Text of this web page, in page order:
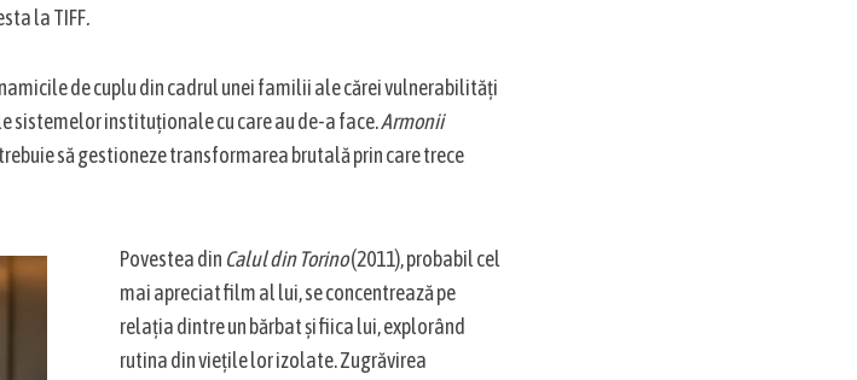
la TIFF.
de cuplu din cadrul unei familii ale cărei vulnerabilități
sistemelor instituționale cu care au de-a face.Armonii
să gestioneze transformarea brutală prin care trece
Povestea din Calul din Torino(2011), probabil cel
mai apreciat film al lui, se concentrează pe
relația dintre un bărbat și fiica lui, explorând
rutina din viețile lor izolate. Zugrăvirea